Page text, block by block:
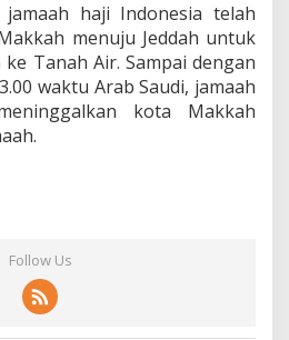
haji Indonesia telah
menuju Jeddah untuk
Tanah Air. Sampai dengan
waktu Arab Saudi, jamaah
kota Makkah
Follow Us